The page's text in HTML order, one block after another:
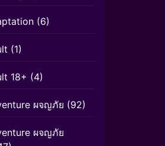
(6)
(1)
18+ (4)
ผจญภัย (92)
ผจญภัย